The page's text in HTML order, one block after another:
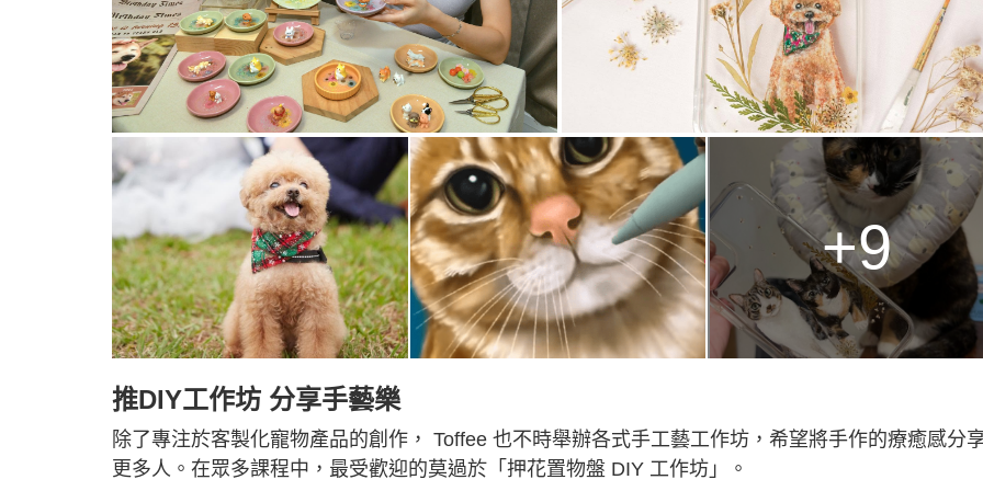
+9
推DIY工作坊 分享手藝樂
除了專注於客製化寵物產品的創作， Toffee 也不時舉辦各式手工藝工作坊，希望將手作的療癒感分
更多人。在眾多課程中，最受歡迎的莫過於「押花置物盤 DIY 工作坊」。